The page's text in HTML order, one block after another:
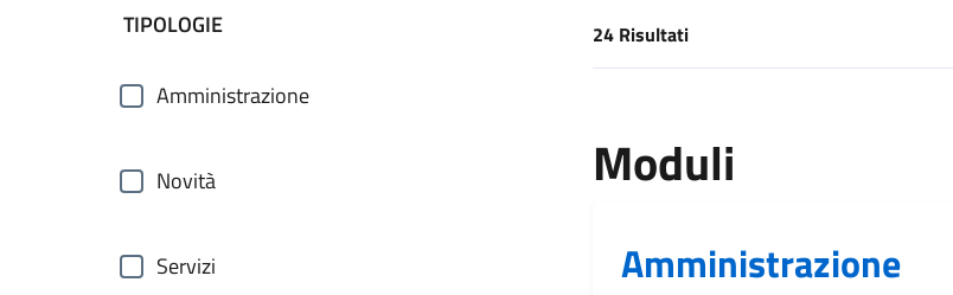
filtri da applicare
TIPOLOGIE
Amministrazione
Novità
Servizi
[results] Risultati
24 Risultati
Moduli
Amministrazione